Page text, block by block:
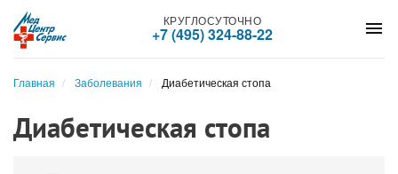
menu
КРУГЛОСУТОЧНО
+7 (495) 324-88-22
Главная Заболевания Диабетическая стопа
Диабетическая стопа